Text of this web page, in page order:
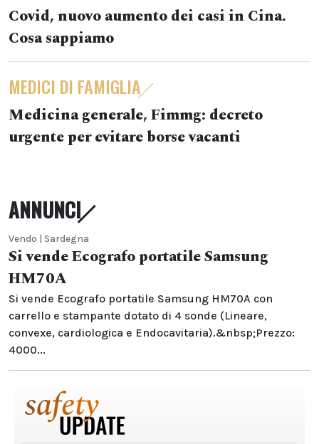
Covid, nuovo aumento dei casi in Cina.
Cosa sappiamo
MEDICI DI FAMIGLIA
Medicina generale, Fimmg: decreto
urgente per evitare borse vacanti
ANNUNCI
Vendo | Sardegna
Si vende Ecografo portatile Samsung
HM70A
Si vende Ecografo portatile Samsung HM70A con
carrello e stampante dotato di 4 sonde (Lineare,
convexe, cardiologica e Endocavitaria).&nbsp;Prezzo:
4000...